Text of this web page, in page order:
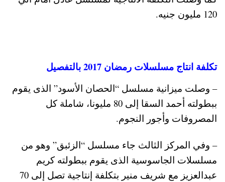
120 مليون جنيه.
تكلفة انتاج مسلسلات رمضان 2017 بالتفصيل
– وصلت ميزانية مسلسل “الحصان الأسود” الذى يقوم
ببطولته أحمد السقا إلى 80 مليونا، شاملة كل
المصروفات وأجور النجوم.
– وفي المركز الثالث جاء مسلسل “الزئبق” وهو من
مسلسلات الجاسوسية الذى يقوم ببطولته كريم
عبدالعزيز مع شريف منير بتكلفة إنتاجية تصل إلى 70